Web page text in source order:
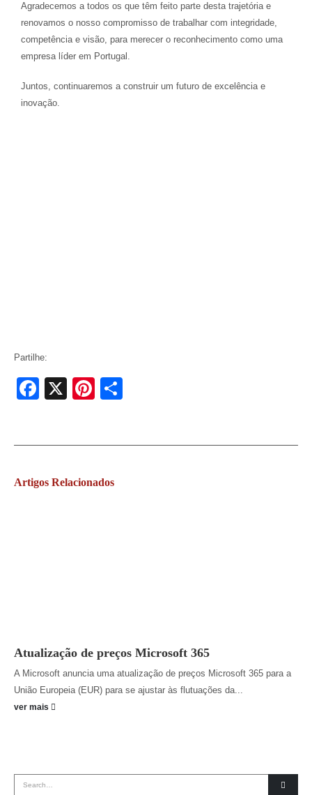
Agradecemos a todos os que têm feito parte desta trajetória e
renovamos o nosso compromisso de trabalhar com integridade,
competência e visão, para merecer o reconhecimento como uma
empresa líder em Portugal.
Juntos, continuaremos a construir um futuro de excelência e
inovação.
Partilhe:
Facebook
X Pinterest
Artigos Relacionados
Atualização de preços Microsoft 365
A Microsoft anuncia uma atualização de preços Microsoft 365 para a
União Europeia (EUR) para se ajustar às flutuações da...
ver mais